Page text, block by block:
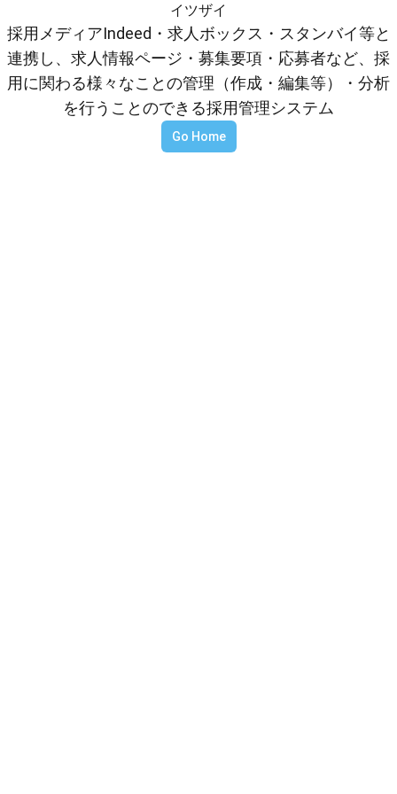
イツザイ
採用メディアIndeed・求人ボックス・スタンバイ等と
連携し、求人情報ページ・募集要項・応募者など、採
用に関わる様々なことの管理（作成・編集等）・分析
を行うことのできる採用管理システム
Go Home